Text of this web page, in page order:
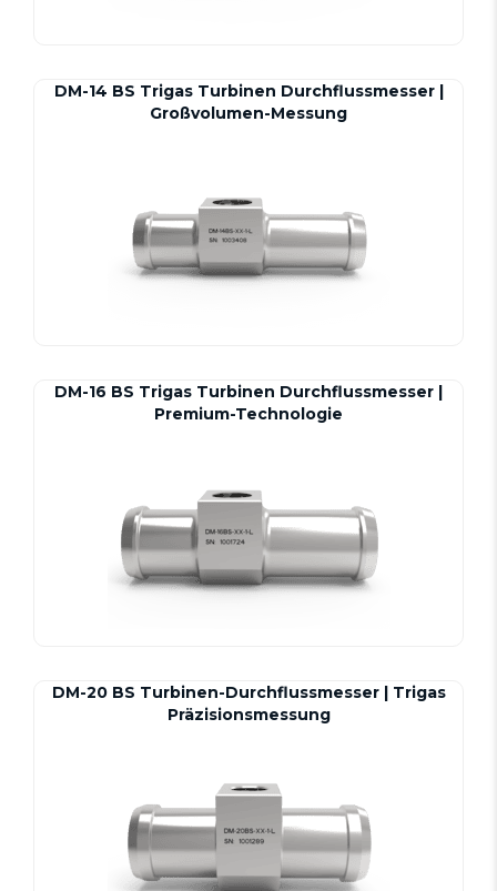
DM-14 BS Trigas Turbinen Durchflussmesser |
Großvolumen-Messung
DM-16 BS Trigas Turbinen Durchflussmesser |
Premium-Technologie
DM-20 BS Turbinen-Durchflussmesser | Trigas
Präzisionsmessung